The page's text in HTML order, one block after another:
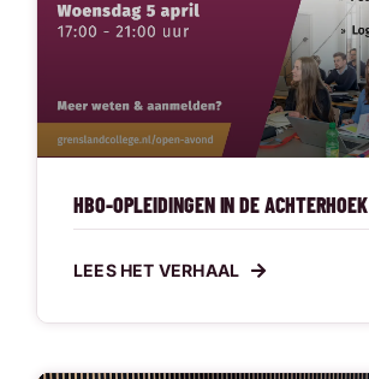
HBO-OPLEIDINGEN IN DE ACHTERHOEK
LEES HET VERHAAL